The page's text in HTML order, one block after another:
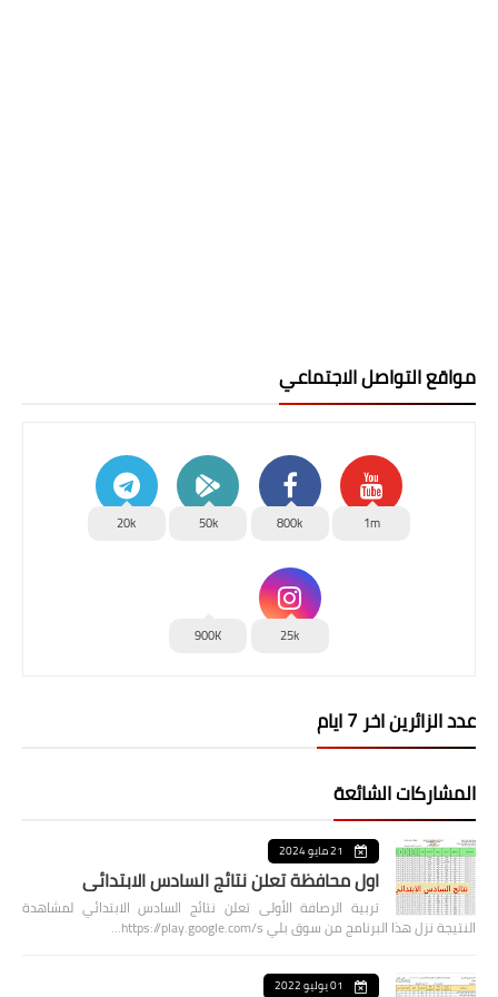
مواقع التواصل الاجتماعي
1m
800k
50k
20k
25k
900K
عدد الزائرين اخر 7 ايام
المشاركات الشائعة
21 مايو 2024
اول محافظة تعلن نتائج السادس الابتدائي
تربية الرصافة الأولى تعلن نتائج السادس الابتدائي لمشاهدة
النتيجة نزل هذا البرنامج من سوق بلي https://play.google.com/s…
01 يوليو 2022